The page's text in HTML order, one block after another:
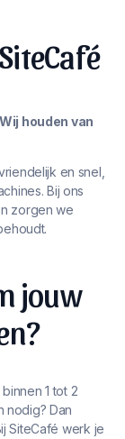
houden van
en snel,
Bij ons
zorgen we
jouw
1 tot 2
nodig? Dan
SiteCafé werk je